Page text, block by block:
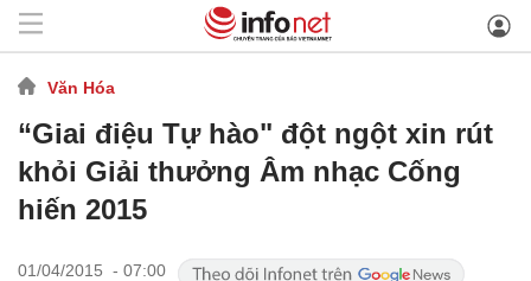
Văn Hóa
“Giai điệu Tự hào" đột ngột xin rút
khỏi Giải thưởng Âm nhạc Cống
hiến 2015
01/04/2015 - 07:00